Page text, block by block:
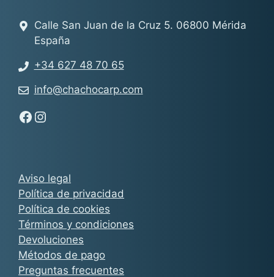
Aviso legal
Política de privacidad
Política de cookies
Términos y condiciones
Devoluciones
Métodos de pago
Preguntas frecuentes
Calle San Juan de la Cruz 5. 06800 Mérida
España
+34 627 48 70 65
info@chachocarp.com
Síguenos en Facebook - Chachocarp
Síguenos en Instagram - Chachocarp